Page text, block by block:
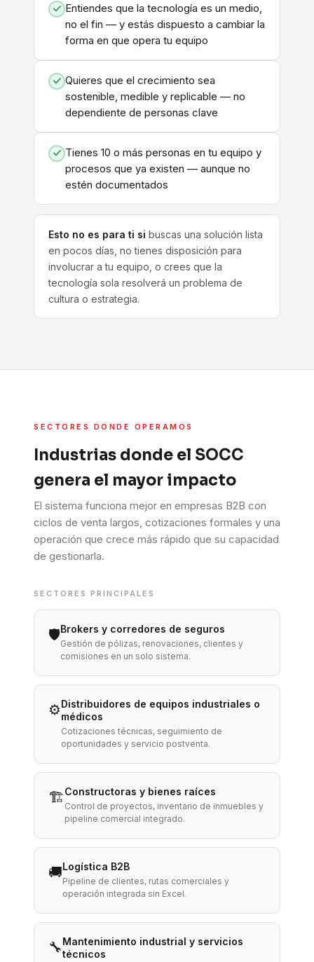
Entiendes que la tecnología es un medio,
no el fin — y estás dispuesto a cambiar la
forma en que opera tu equipo
Quieres que el crecimiento sea
sostenible, medible y replicable — no
dependiente de personas clave
Tienes 10 o más personas en tu equipo y
procesos que ya existen — aunque no
estén documentados
Esto no es para ti si buscas una solución lista
en pocos días, no tienes disposición para
involucrar a tu equipo, o crees que la
tecnología sola resolverá un problema de
cultura o estrategia.
SECTORES DONDE OPERAMOS
Industrias donde el SOCC
genera el mayor impacto
El sistema funciona mejor en empresas B2B con
ciclos de venta largos, cotizaciones formales y una
operación que crece más rápido que su capacidad
de gestionarla.
SECTORES PRINCIPALES
🛡️Brokers y corredores de seguros
Gestión de pólizas, renovaciones, clientes y
comisiones en un solo sistema.
⚙️Distribuidores de equipos industriales o
médicos
Cotizaciones técnicas, seguimiento de
oportunidades y servicio postventa.
🏗️Constructoras y bienes raíces
Control de proyectos, inventario de inmuebles y
pipeline comercial integrado.
🚚Logística B2B
Pipeline de clientes, rutas comerciales y
operación integrada sin Excel.
🔧Mantenimiento industrial y servicios
técnicos